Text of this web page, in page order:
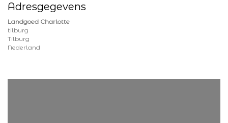
Adresgegevens
Landgoed Charlotte
tilburg
Tilburg
Nederland